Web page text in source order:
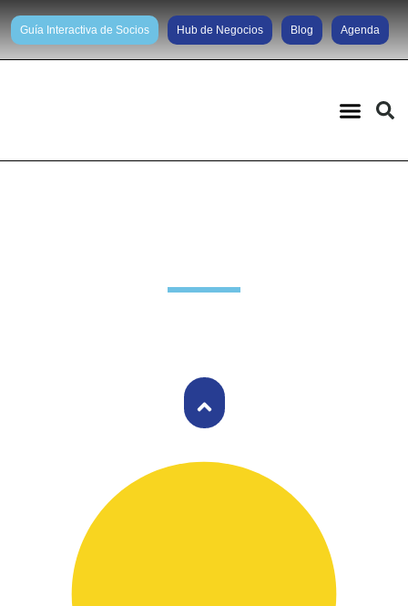
Guía Interactiva de Socios Hub de Negocios Blog Agenda